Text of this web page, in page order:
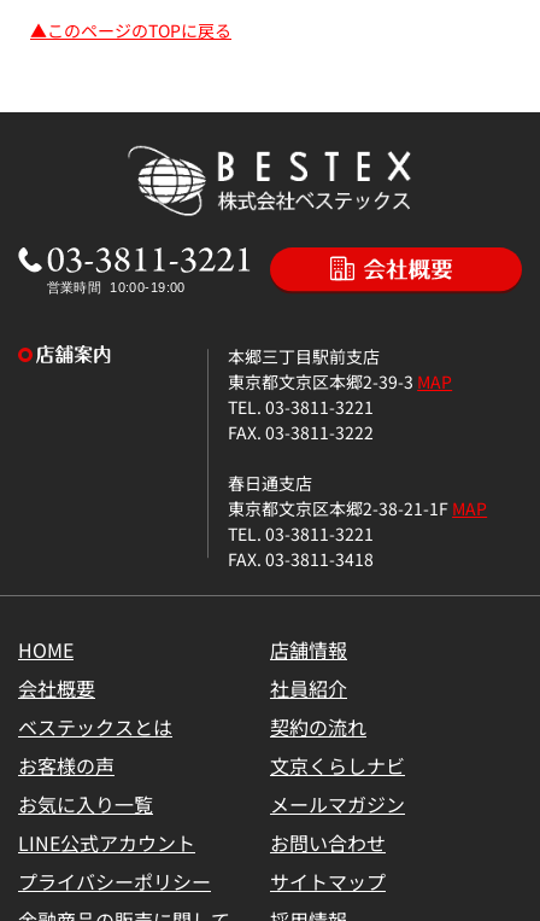
▲このページのTOPに戻る
本郷三丁目駅前支店
東京都文京区本郷2-39-3 MAP
TEL. 03-3811-3221
FAX. 03-3811-3222
春日通支店
東京都文京区本郷2-38-21-1FMAP
TEL. 03-3811-3221
FAX. 03-3811-3418
HOME
店舗情報
会社概要
社員紹介
ベステックスとは
契約の流れ
お客様の声
文京くらしナビ
お気に入り一覧
メールマガジン
LINE公式アカウント
お問い合わせ
プライバシーポリシー
サイトマップ